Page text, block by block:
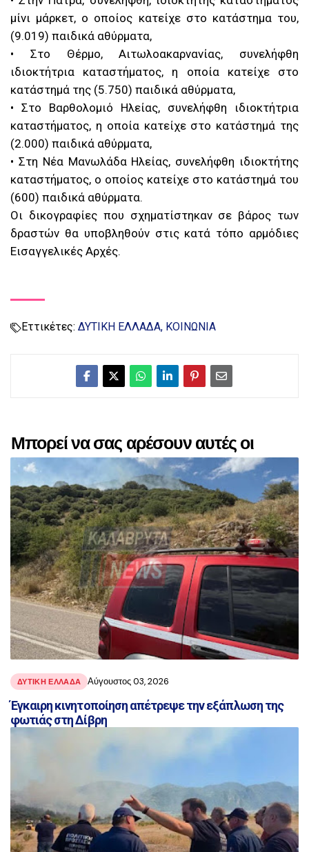
μίνι μάρκετ, ο οποίος κατείχε στο κατάστημα του,
(9.019) παιδικά αθύρματα,
• Στο Θέρμο, Αιτωλοακαρνανίας, συνελήφθη
ιδιοκτήτρια καταστήματος, η οποία κατείχε στο
κατάστημά της (5.750) παιδικά αθύρματα,
• Στο Βαρθολομιό Ηλείας, συνελήφθη ιδιοκτήτρια
καταστήματος, η οποία κατείχε στο κατάστημά της
(2.000) παιδικά αθύρματα,
• Στη Νέα Μανωλάδα Ηλείας, συνελήφθη ιδιοκτήτης
καταστήματος, ο οποίος κατείχε στο κατάστημά του
(600) παιδικά αθύρματα.
Οι δικογραφίες που σχηματίστηκαν σε βάρος των
δραστών θα υποβληθούν στις κατά τόπο αρμόδιες
Εισαγγελικές Αρχές.
Εττικέτες: ΔΥΤΙΚΗ ΕΛΛΑΔΑ ΚΟΙΝΩΝΙΑ
Μπορεί να σας αρέσουν αυτές οι
αναρτήσεις
ΔΥΤΙΚΗ ΕΛΛΑΔΑ Αύγουστος 03, 2026
Έγκαιρη κινητοποίηση απέτρεψε την εξάπλωση της
φωτιάς στη Δίβρη